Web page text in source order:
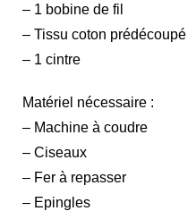
– 1 bobine de fil
– Tissu coton prédécoupé
– 1 cintre
Matériel nécessaire :
– Machine à coudre
– Ciseaux
– Fer à repasser
– Epingles